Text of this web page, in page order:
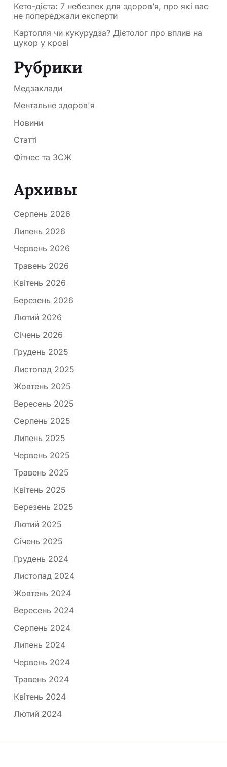
Кето-дієта: 7 небезпек для здоров’я, про які вас
не попереджали експерти
Картопля чи кукурудза? Дієтолог про вплив на
цукор у крові
Рубрики
Медзаклади
Ментальне здоров'я
Новини
Статті
Фітнес та ЗСЖ
Архивы
Серпень 2026
Липень 2026
Червень 2026
Травень 2026
Квітень 2026
Березень 2026
Лютий 2026
Січень 2026
Грудень 2025
Листопад 2025
Жовтень 2025
Вересень 2025
Серпень 2025
Липень 2025
Червень 2025
Травень 2025
Квітень 2025
Березень 2025
Лютий 2025
Січень 2025
Грудень 2024
Листопад 2024
Жовтень 2024
Вересень 2024
Серпень 2024
Липень 2024
Червень 2024
Травень 2024
Квітень 2024
Лютий 2024